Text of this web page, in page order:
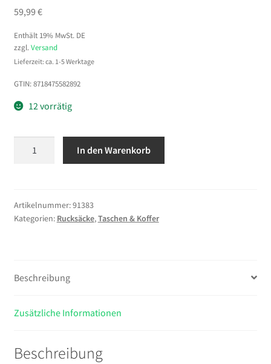
59,99 €
Enthält 19% MwSt. DE
zzgl. Versand
Lieferzeit: ca. 1-5 Werktage
GTIN: 8718475582892
12 vorrätig
50
L
In den Warenkorb
Artikelnummer:91383
Kategorien: Rucksäcke,Taschen & Koffer
Beschreibung
Zusätzliche Informationen
Beschreibung